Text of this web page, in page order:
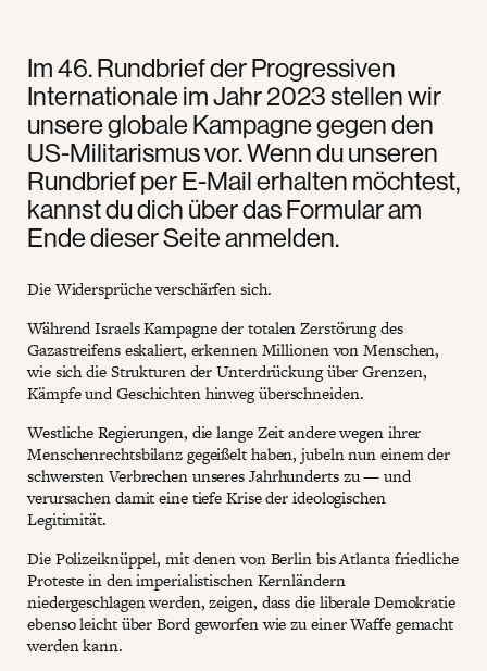
Im 46. Rundbrief der Progressiven
Internationale im Jahr 2023 stellen wir
unsere globale Kampagne gegen den
US-Militarismus vor. Wenn du unseren
Rundbrief per E-Mail erhalten möchtest,
kannst du dich über das Formular am
Ende dieser Seite anmelden.
Die Widersprüche verschärfen sich.
Während Israels Kampagne der totalen Zerstörung des
Gazastreifens eskaliert, erkennen Millionen von Menschen,
wie sich die Strukturen der Unterdrückung über Grenzen,
Kämpfe und Geschichten hinweg überschneiden.
Westliche Regierungen, die lange Zeit andere wegen ihrer
Menschenrechtsbilanz gegeißelt haben, jubeln nun einem der
schwersten Verbrechen unseres Jahrhunderts zu — und
verursachen damit eine tiefe Krise der ideologischen
Legitimität.
Die Polizeiknüppel, mit denen von Berlin bis Atlanta friedliche
Proteste in den imperialistischen Kernländern
niedergeschlagen werden, zeigen, dass die liberale Demokratie
ebenso leicht über Bord geworfen wie zu einer Waffe gemacht
werden kann.